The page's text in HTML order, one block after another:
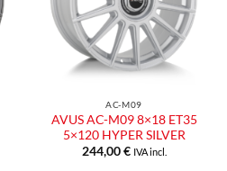
AC-M09
AVUS AC-M09 8×18 ET35
5×120 HYPER SILVER
244,00€ IVA incl.